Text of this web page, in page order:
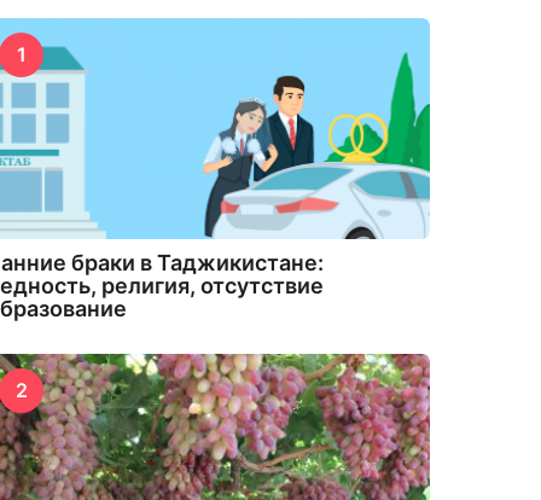
1
браки в Таджикистане:
религия, отсутствие
2